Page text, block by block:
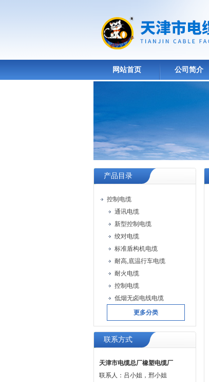
网站首页 公司简介
产品目录
控制电缆
通讯电缆
新型控制电缆
绞对电缆
标准盾构机电缆
耐高,底温行车电缆
耐火电缆
控制电缆
低烟无卤电线电缆
更多分类
联系方式
天津市电缆总厂橡塑电缆厂
联系人：吕小姐，邢小姐